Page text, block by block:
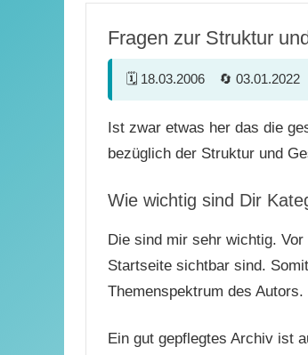
Fragen zur Struktur
18.03.2006 03.01.2022
Ist zwar etwas her das die
bezüglich der Struktur und
Wie wichtig sind Dir
Die sind mir sehr wichtig.
Startseite sichtbar sind.
Themenspektrum des Autors.
Ein gut gepflegtes Archiv ist